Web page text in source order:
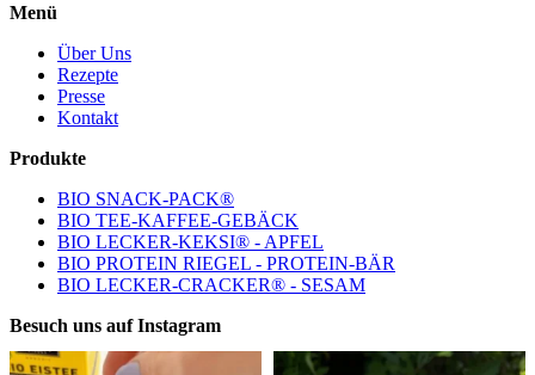
Menü
Über Uns
Rezepte
Presse
Kontakt
Produkte
BIO SNACK-PACK®
BIO TEE-KAFFEE-GEBÄCK
BIO LECKER-KEKSI® - APFEL
BIO PROTEIN RIEGEL - PROTEIN-BÄR
BIO LECKER-CRACKER® - SESAM
Besuch uns auf Instagram